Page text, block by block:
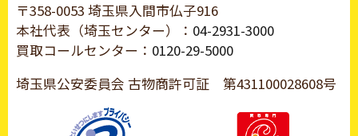
〒358-0053 埼玉県入間市仏子916
本社代表（埼玉センター）： 04-2931-3000
買取コールセンター： 0120-29-5000
埼玉県公安委員会 古物商許可証 第431100028608号